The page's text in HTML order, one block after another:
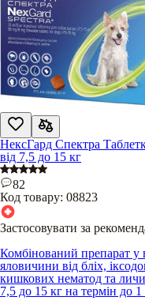
НексГард Спектра
від 7,5 до 15 кг
82
Код товару: 08823
Застосовувати за
Комбінований препарат у
яловичини від бліх,
кишкових нематод та
7,5 до 15 кг на термін до 1